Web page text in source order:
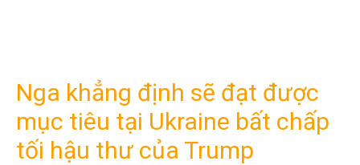
Nga khẳng định sẽ đạt được
mục tiêu tại Ukraine bất chấp
tối hậu thư của Trump